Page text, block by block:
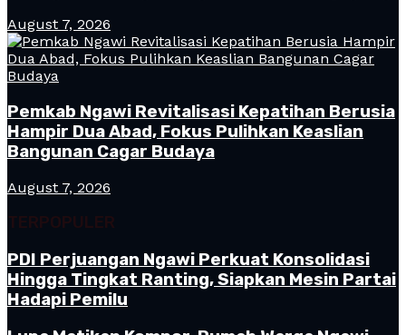
August 7, 2026
Pemkab Ngawi Revitalisasi Kepatihan Berusia
Hampir Dua Abad, Fokus Pulihkan Keaslian
Bangunan Cagar Budaya
August 7, 2026
TERPOPULER
PDI Perjuangan Ngawi Perkuat Konsolidasi
Hingga Tingkat Ranting, Siapkan Mesin Partai
Hadapi Pemilu